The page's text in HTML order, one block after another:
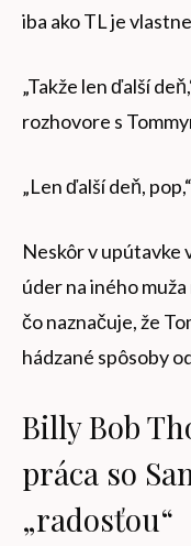
iba ako TL je
„Takže len ďalší
rozhovore s
„Len ďalší deň,
Neskôr v upútavke
úder na iného
čo naznačuje, že
hádzané spôsoby
Billy Bob
práca so
„radosťou“